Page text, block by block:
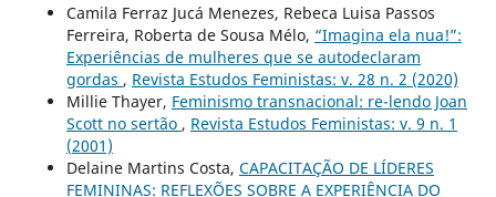
Camila Ferraz Jucá Menezes, Rebeca Luisa Passos
Ferreira, Roberta de Sousa Mélo, “Imagina ela nua!”:
Experiências de mulheres que se autodeclaram
gordas , Revista Estudos Feministas: v. 28 n. 2 (2020)
Millie Thayer, Feminismo transnacional: re-lendo Joan
Scott no sertão , Revista Estudos Feministas: v. 9 n. 1
(2001)
Delaine Martins Costa, CAPACITAÇÃO DE LÍDERES
FEMININAS: REFLEXÕES SOBRE A EXPERIÊNCIA DO